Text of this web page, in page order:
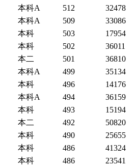
本科A 512 32478
本科A 509 33086
本科 503 17954
本科 502 36011
本二 501
36810
本科A 499 35134
本科 496
14176
本科A 494 36159
本科 493
15194
本二 492
50820
本科 490 25655
本科 486
41324
本科 486 23541